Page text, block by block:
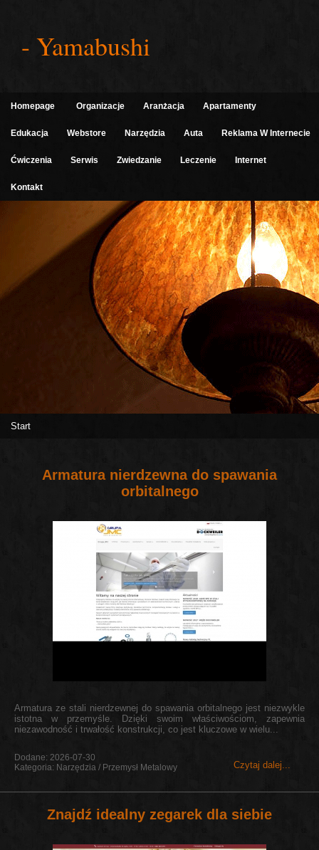
- Yamabushi
Homepage Organizacje Aranżacja Apartamenty
Edukacja Webstore Narzędzia Auta Reklama W Internecie
Ćwiczenia Serwis Zwiedzanie Leczenie Internet
Kontakt
Start
Armatura nierdzewna do spawania
orbitalnego
Armatura ze stali nierdzewnej do spawania orbitalnego jest niezwykle
istotna w przemyśle. Dzięki swoim właściwościom, zapewnia
niezawodność i trwałość konstrukcji, co jest kluczowe w wielu...
Czytaj dalej...
Dodane: 2026-07-30
Kategoria: Narzędzia / Przemysł Metalowy
Znajdź idealny zegarek dla siebie